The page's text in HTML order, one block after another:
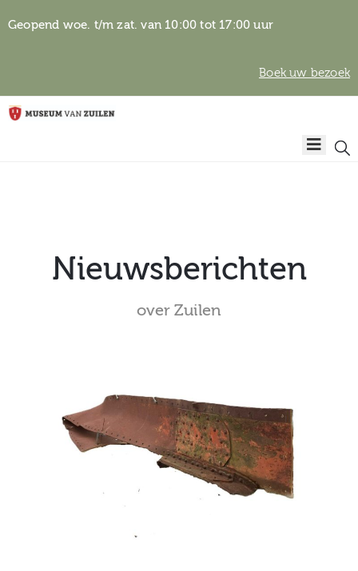
Geopend woe. t/m zat. van 10:00 tot 17:00 uur
Boek uw bezoek
Home
Activiteiten
Nieuwsberichten
over Zuilen
Algemene